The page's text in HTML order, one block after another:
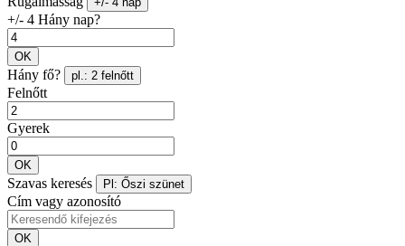
+/- 4 Hány nap?
OK
Hány fő? pl.: 2 felnőtt
Felnőtt
Gyerek
OK
Szavas keresés Pl: Őszi szünet
Cím vagy azonosító
OK